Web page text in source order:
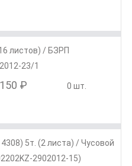
листов) / БЗРП
23/1
₽ 0 шт.
5т. (2 листа) / Чусовой
2902012-15)